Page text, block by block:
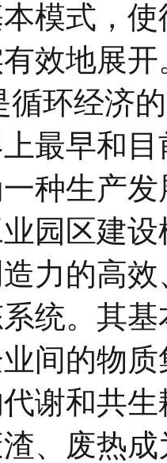
模式，
效地展
循环经济
最早和
种生产
园区建
力的高
统。其
间的物
谢和共
、废热